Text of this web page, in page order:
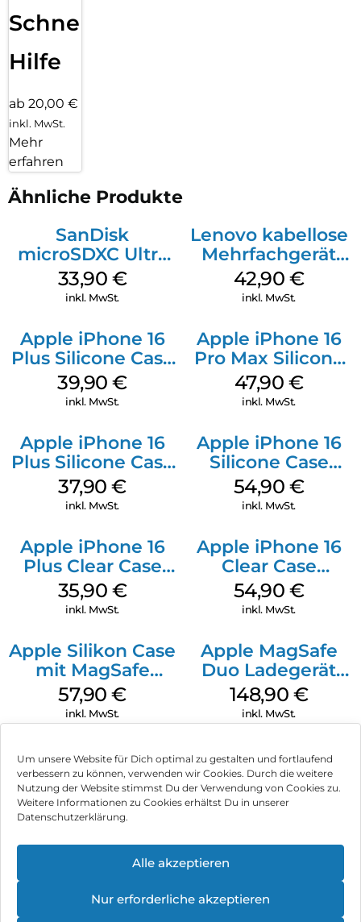
Um unsere Website für Dich optimal zu gestalten und fortlaufend
verbessern zu können, verwenden wir Cookies. Durch die weitere
Nutzung der Website stimmst Du der Verwendung von Cookies zu.
Weitere Informationen zu Cookies erhältst Du in unserer
Datenschutzerklärung.
Alle akzeptieren
Nur erforderliche akzeptieren
Schnelle
Hilfe
ab 20,00 €
inkl. MwSt.
Mehr
erfahren
Ähnliche Produkte
SanDisk
microSDXC Ultra
128 GB + Adapter
Mobile
33,90 €
inkl. MwSt.
Lenovo kabellose
Mehrfachgerät
Luna Grey
42,90 €
inkl. MwSt.
Apple iPhone 16
Plus Silicone Case
MagSafe Plum
39,90€
inkl. MwSt.
Apple iPhone 16
Pro Max Silicone
Case MagSafe
Black
47,90 €
inkl. MwSt.
Apple iPhone 16
Plus Silicone Case
MagSafe Lake
Green
37,90€
inkl. MwSt.
Apple iPhone 16
Silicone Case
MagSafe Black
54,90 €
inkl. MwSt.
Apple iPhone 16
Plus Clear Case
MagSafe
Transparent
35,90 €
inkl. MwSt.
Apple iPhone 16
Clear Case
MagSafe
Transparent
54,90 €
inkl. MwSt.
Apple Silikon Case
mit MagSafe
iPhone 14 Pro
(PRODUCT)RED
57,90€
inkl. MwSt.
Apple MagSafe
Duo Ladegerät
Weiß
148,90 €
inkl. MwSt.
Impressum